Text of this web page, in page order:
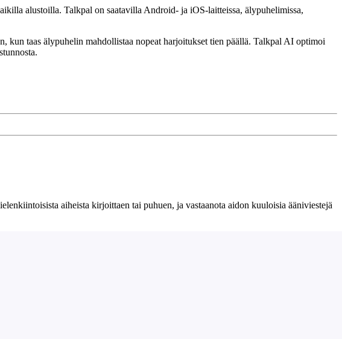
alustoilla. Talkpal on saatavilla Android- ja iOS-laitteissa, älypuhelimissa,
taas älypuhelin mahdollistaa nopeat harjoitukset tien päällä. Talkpal AI optimoi
aiheista kirjoittaen tai puhuen, ja vastaanota aidon kuuloisia ääniviestejä